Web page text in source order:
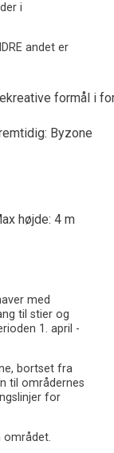
i
andet er
formål i
Byzone
højde: 4 m
med
til stier og
1. april -
bortset fra
til områdernes
for
området.